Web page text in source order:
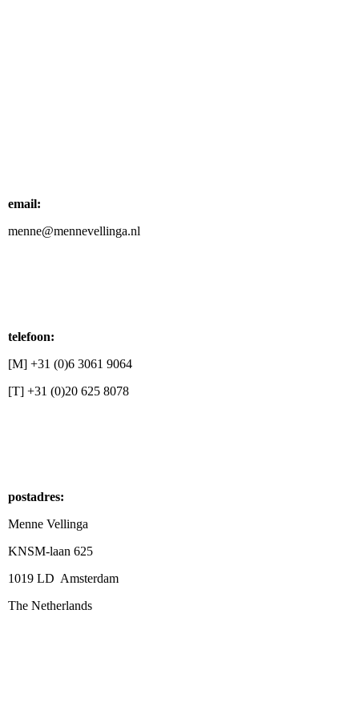
email:
menne@mennevellinga.nl
telefoon:
[M] +31 (0)6 3061 9064
[T] +31 (0)20 625 8078
postadres:
Menne Vellinga
KNSM-laan 625
1019 LD Amsterdam
The Netherlands